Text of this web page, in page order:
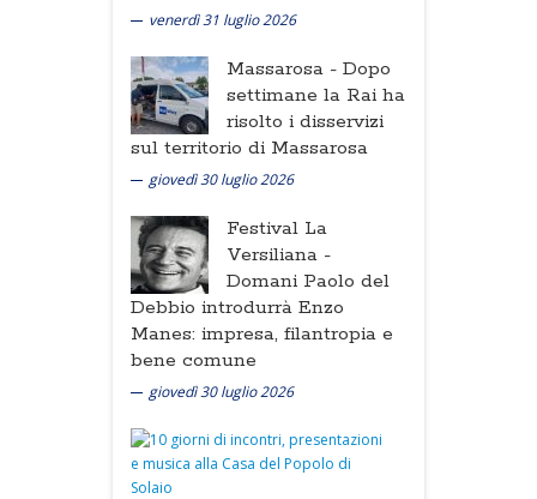
venerdì 31 luglio 2026
Massarosa - Dopo
settimane la Rai ha
risolto i disservizi
sul territorio di Massarosa
giovedì 30 luglio 2026
Festival La
Versiliana -
Domani Paolo del
Debbio introdurrà Enzo
Manes: impresa, filantropia e
bene comune
giovedì 30 luglio 2026